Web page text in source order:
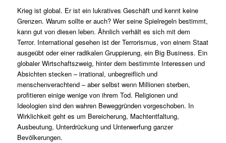
Krieg ist global. Er ist ein lukratives Geschäft und kennt keine
Grenzen. Warum sollte er auch? Wer seine Spielregeln bestimmt,
kann gut von diesen leben. Ähnlich verhält es sich mit dem
Terror. International gesehen ist der Terrorismus, von einem Staat
ausgeübt oder einer radikalen Gruppierung, ein Big Business. Ein
globaler Wirtschaftszweig, hinter dem bestimmte Interessen und
Absichten stecken – irrational, unbegreiflich und
menschenverachtend – aber selbst wenn Millionen sterben,
profitieren einige wenige von ihrem Tod. Religionen und
Ideologien sind den wahren Beweggründen vorgeschoben. In
Wirklichkeit geht es um Bereicherung, Machtentfaltung,
Ausbeutung, Unterdrückung und Unterwerfung ganzer
Bevölkerungen.